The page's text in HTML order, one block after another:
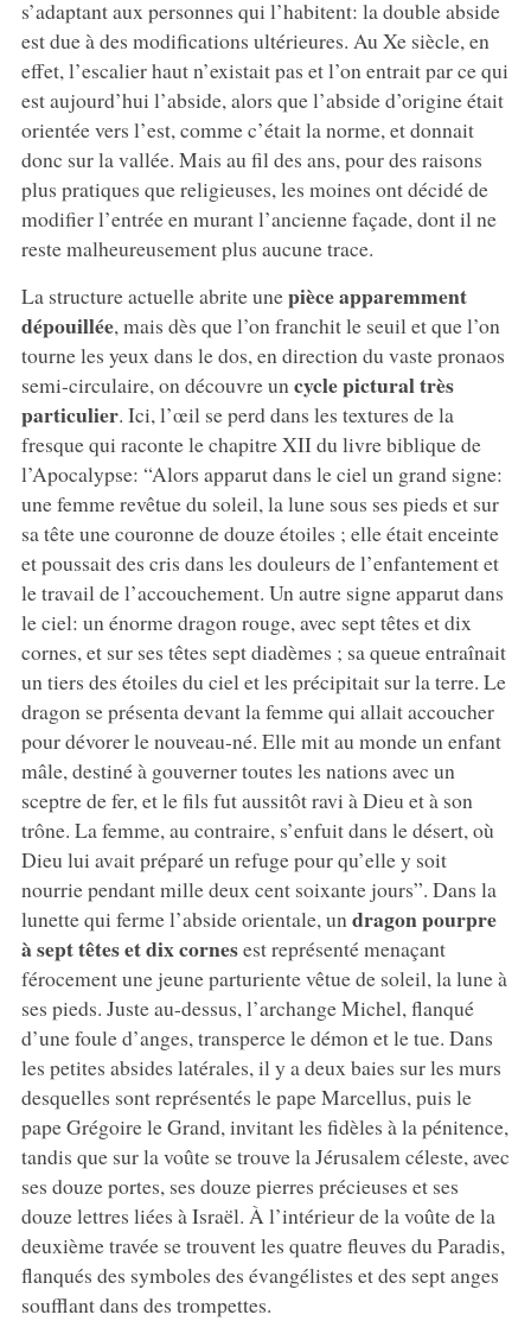
s’adaptant aux personnes qui l’habitent: la double abside
est due à des modifications ultérieures. Au Xe siècle, en
effet, l’escalier haut n’existait pas et l’on entrait par ce qui
est aujourd’hui l’abside, alors que l’abside d’origine était
orientée vers l’est, comme c’était la norme, et donnait
donc sur la vallée. Mais au fil des ans, pour des raisons
plus pratiques que religieuses, les moines ont décidé de
modifier l’entrée en murant l’ancienne façade, dont il ne
reste malheureusement plus aucune trace.
La structure actuelle abrite unepièce apparemment
dépouillée, mais dès que l’on franchit le seuil et que l’on
tourne les yeux dans le dos, en direction du vaste pronaos
semi-circulaire, on découvre uncycle pictural très
particulier. Ici, l’œil se perd dans les textures de la
fresque qui raconte le chapitre XII du livre biblique de
l’Apocalypse: “Alors apparut dans le ciel un grand signe:
une femme revêtue du soleil, la lune sous ses pieds et sur
sa tête une couronne de douze étoiles ; elle était enceinte
et poussait des cris dans les douleurs de l’enfantement et
le travail de l’accouchement. Un autre signe apparut dans
le ciel: un énorme dragon rouge, avec sept têtes et dix
cornes, et sur ses têtes sept diadèmes ; sa queue entraînait
un tiers des étoiles du ciel et les précipitait sur la terre. Le
dragon se présenta devant la femme qui allait accoucher
pour dévorer le nouveau-né. Elle mit au monde un enfant
mâle, destiné à gouverner toutes les nations avec un
sceptre de fer, et le fils fut aussitôt ravi à Dieu et à son
trône. La femme, au contraire, s’enfuit dans le désert, où
Dieu lui avait préparé un refuge pour qu’elle y soit
nourrie pendant mille deux cent soixante jours”. Dans la
lunette qui ferme l’abside orientale, undragon pourpre
à sept têtes et dix cornesest représenté menaçant
férocement une jeune parturiente vêtue de soleil, la lune à
ses pieds. Juste au-dessus, l’archange Michel, flanqué
d’une foule d’anges, transperce le démon et le tue. Dans
les petites absides latérales, il y a deux baies sur les murs
desquelles sont représentés le pape Marcellus, puis le
pape Grégoire le Grand, invitant les fidèles à la pénitence,
tandis que sur la voûte se trouve la Jérusalem céleste, avec
ses douze portes, ses douze pierres précieuses et ses
douze lettres liées à Israël. À l’intérieur de la voûte de la
deuxième travée se trouvent les quatre fleuves du Paradis,
flanqués des symboles des évangélistes et des sept anges
soufflant dans des trompettes.